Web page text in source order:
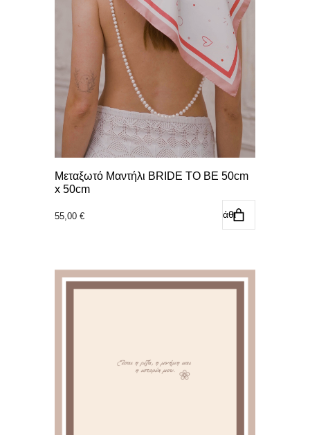
Μεταξωτό Μαντήλι BRIDE TO BE 50cm
x 50cm
55,00 € Προσθήκη στο καλάθι